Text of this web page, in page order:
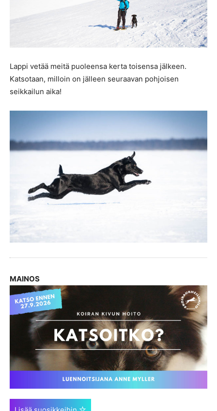
Lappi vetää meitä puoleensa kerta toisensa jälkeen.
Katsotaan, milloin on jälleen seuraavan pohjoisen
seikkailun aika!
MAINOS